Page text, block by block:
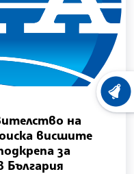
на
висшите
за
България